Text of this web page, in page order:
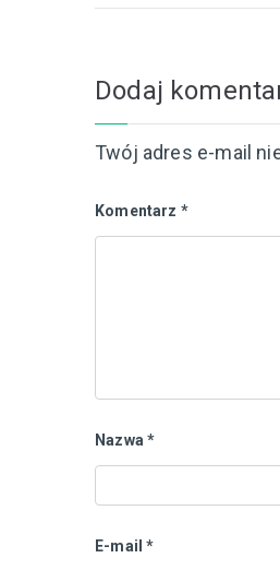
Dodaj
Twój adres e-mail
Komentarz *
Nazwa*
E-mail*